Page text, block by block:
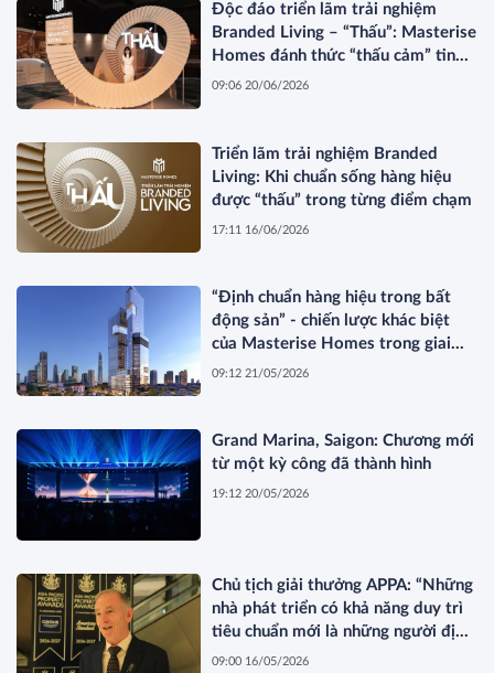
Độc đáo triển lãm trải nghiệm
Branded Living – “Thấu”: Masterise
Homes đánh thức “thấu cảm” tinh
hoa về không gian sống hàng hiệu
09:06 20/06/2026
Triển lãm trải nghiệm Branded
Living: Khi chuẩn sống hàng hiệu
được “thấu” trong từng điểm chạm
17:11 16/06/2026
“Định chuẩn hàng hiệu trong bất
động sản” - chiến lược khác biệt
của Masterise Homes trong giai
đoạn thị trường tái cấu trúc
09:12 21/05/2026
Grand Marina, Saigon: Chương mới
từ một kỳ công đã thành hình
19:12 20/05/2026
Chủ tịch giải thưởng APPA: “Những
nhà phát triển có khả năng duy trì
tiêu chuẩn mới là những người định
hình thị trường”
09:00 16/05/2026